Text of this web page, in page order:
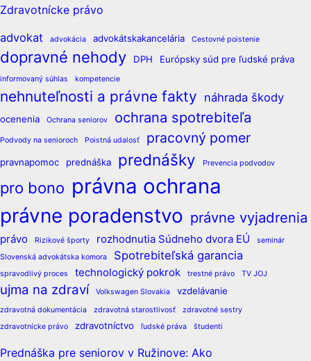
Zdravotnícke právo
advokat
advokácia advokátskakancelária Cestovné poistenie
dopravné nehody DPH Európsky súd pre ľudské práva
informovaný súhlas kompetencie
nehnuteľnosti a právne fakty náhrada škody
ocenenia Ochrana seniorov ochrana spotrebiteľa
Podvody na senioroch Poistná udalosť pracovný pomer
pravnapomoc prednáška prednášky Prevencia podvodov
pro bono právna ochrana
právne poradenstvo právne vyjadrenia
právo Rizikové športy rozhodnutia Súdneho dvora EÚ
seminár
Slovenská advokátska komora
Spotrebiteľská garancia
spravodlivý proces technologický pokrok trestné právo TV JOJ
ujma na zdraví Volkswagen Slovakia vzdelávanie
zdravotná dokumentácia zdravotná starostlivosť
zdravotné sestry
zdravotnícke právo
zdravotníctvo ľudské práva študenti
Prednáška pre seniorov v Ružinove: Ako